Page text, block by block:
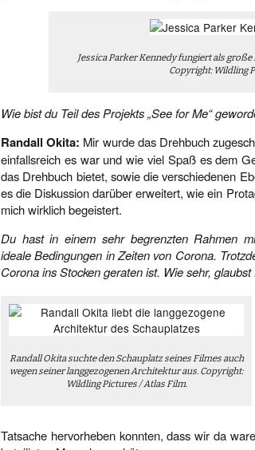
Jessica Parker Kennedy fungiert als
Copyright: Wildling
Wie bist du Teil des Projekts „See for Me“
Randall Okita: Mir wurde das Drehbuch
einfallsreich es war und wie viel Spaß es dem
das Drehbuch bietet, sowie die verschiedenen
es die Diskussion darüber erweitert, wie ein
mich wirklich begeistert.
Du hast in einem sehr begrenzten Rahmen
ideale Bedingungen in Zeiten von Corona.
Corona ins Stocken geraten ist. Wie sehr,
Randall Okita suchte den Schauplatz seines Filmes auch
wegen seiner langgezogenen Architektur aus. Copyright:
Wildling Pictures / Atlas Film.
Tatsache hervorheben konnten, dass wir da